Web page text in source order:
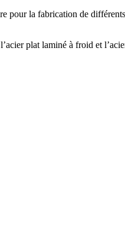
pour la fabrication de
plat laminé à froid et